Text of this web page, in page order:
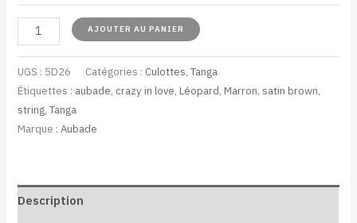
AJOUTER AU PANIER
UGS : 5D26 Catégories : Culottes,Tanga
Étiquettes : aubade, crazy in love,Léopard,Marron, satin brown,
string,Tanga
Marque :Aubade
Description